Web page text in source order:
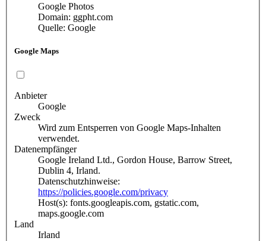
Google Photos
Domain: ggpht.com
Quelle: Google
Google Maps
Anbieter
Google
Zweck
Wird zum Entsperren von Google Maps-Inhalten
verwendet.
Datenempfänger
Google Ireland Ltd., Gordon House, Barrow Street,
Dublin 4, Irland.
Datenschutzhinweise:
https://policies.google.com/privacy
Host(s): fonts.googleapis.com, gstatic.com,
maps.google.com
Land
Irland